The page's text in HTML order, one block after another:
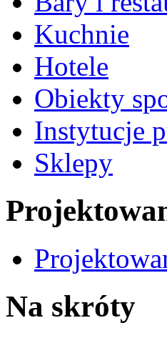
Kuchnie
Hotele
Obiekty
Instytucje
Sklepy
Na skróty